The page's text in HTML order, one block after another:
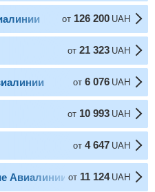
от 126 200 UAH
от 21 323 UAH
от 6 076 UAH
от 10 993 UAH
от 4 647 UAH
Авиалинии от 11 124 UAH